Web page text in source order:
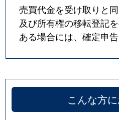
売買代金を受け取りと
及び所有権の移転登記
ある場合には、確定申
こんな方